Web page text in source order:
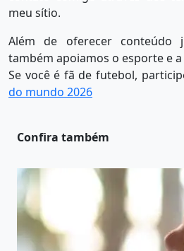
meu sítio.
Além de oferecer conteúdo
também apoiamos o esporte e
Se você é fã de futebol,
do mundo 2026
Confira também